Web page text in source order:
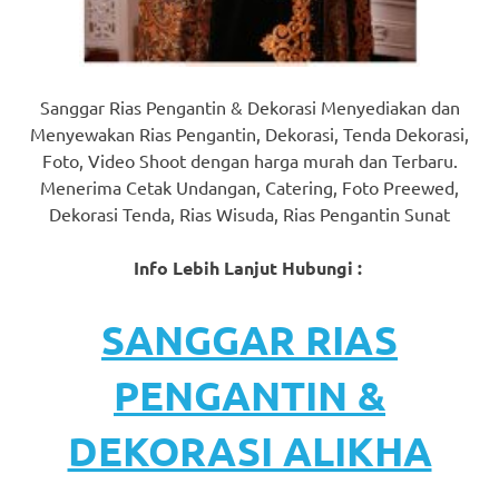
Sanggar Rias Pengantin & Dekorasi Menyediakan dan
Menyewakan Rias Pengantin, Dekorasi, Tenda Dekorasi,
Foto, Video Shoot dengan harga murah dan Terbaru.
Menerima Cetak Undangan, Catering, Foto Preewed,
Dekorasi Tenda, Rias Wisuda, Rias Pengantin Sunat
Info Lebih Lanjut Hubungi :
SANGGAR RIAS
PENGANTIN &
DEKORASI ALIKHA